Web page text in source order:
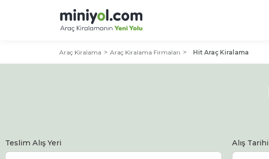
Araç Kiralama Araç Kiralama Firmaları Hit Araç Kiralama
Teslim Alış Yeri Alış Tarihi